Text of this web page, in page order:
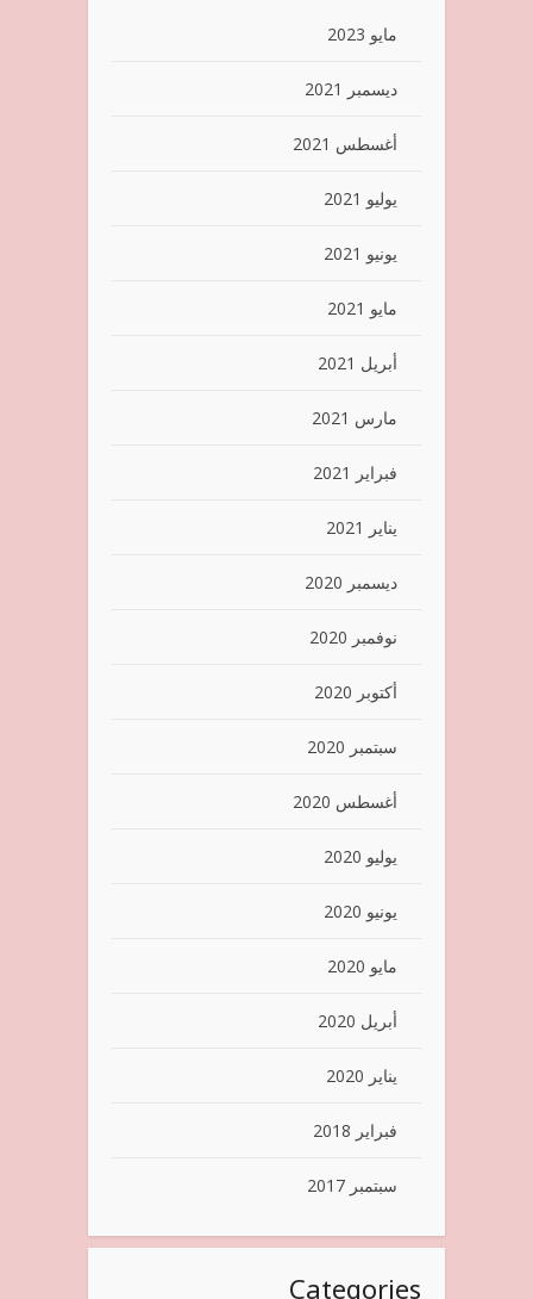
مايو 2023
ديسمبر 2021
أغسطس 2021
يوليو 2021
يونيو 2021
مايو 2021
أبريل 2021
مارس 2021
فبراير 2021
يناير 2021
ديسمبر 2020
نوفمبر 2020
أكتوبر 2020
سبتمبر 2020
أغسطس 2020
يوليو 2020
يونيو 2020
مايو 2020
أبريل 2020
يناير 2020
فبراير 2018
سبتمبر 2017